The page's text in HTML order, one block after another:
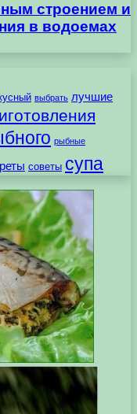
строением и
в водоемах
выбрать лучшие
рыбные
советы супа